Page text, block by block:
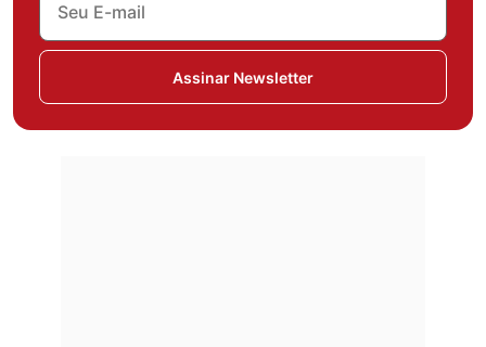
Assinar Newsletter